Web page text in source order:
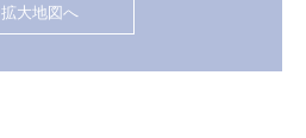
拡大地図へ